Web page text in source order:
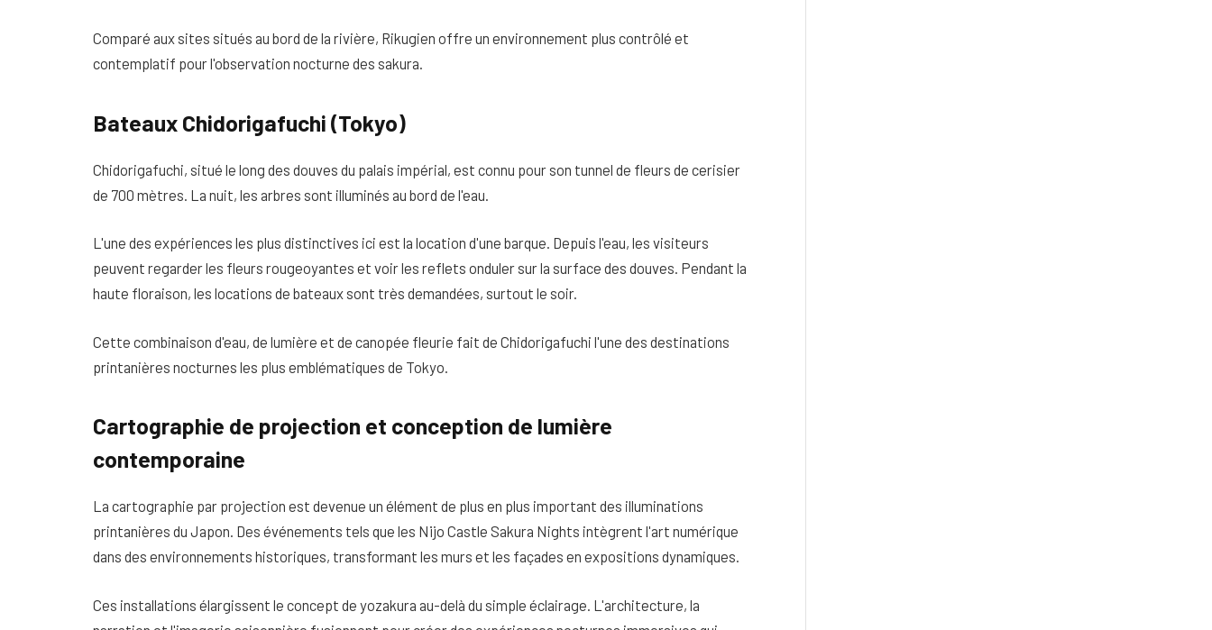
Comparé aux sites situés au bord de la rivière, Rikugien offre un environnement plus contrôlé et
contemplatif pour l'observation nocturne des sakura.
Bateaux Chidorigafuchi (Tokyo)
Chidorigafuchi, situé le long des douves du palais impérial, est connu pour son tunnel de fleurs de cerisier
de 700 mètres. La nuit, les arbres sont illuminés au bord de l'eau.
L'une des expériences les plus distinctives ici est la location d'une barque. Depuis l'eau, les visiteurs
peuvent regarder les fleurs rougeoyantes et voir les reflets onduler sur la surface des douves. Pendant la
haute floraison, les locations de bateaux sont très demandées, surtout le soir.
Cette combinaison d'eau, de lumière et de canopée fleurie fait de Chidorigafuchi l'une des destinations
printanières nocturnes les plus emblématiques de Tokyo.
Cartographie de projection et conception de lumière
contemporaine
La cartographie par projection est devenue un élément de plus en plus important des illuminations
printanières du Japon. Des événements tels que les Nijo Castle Sakura Nights intègrent l'art numérique
dans des environnements historiques, transformant les murs et les façades en expositions dynamiques.
Ces installations élargissent le concept de yozakura au-delà du simple éclairage. L'architecture, la